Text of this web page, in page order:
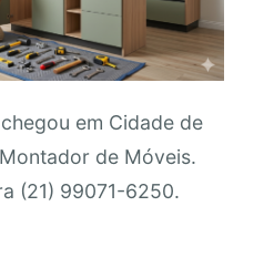
em Cidade de
de Móveis.
(21) 99071-6250.